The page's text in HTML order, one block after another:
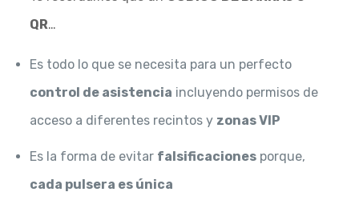
QR…
Es todo lo que se necesita para un perfecto
control de asistencia incluyendo permisos de
acceso a diferentes recintos y zonas VIP
Es la forma de evitar falsificacionesporque,
cada pulsera es única